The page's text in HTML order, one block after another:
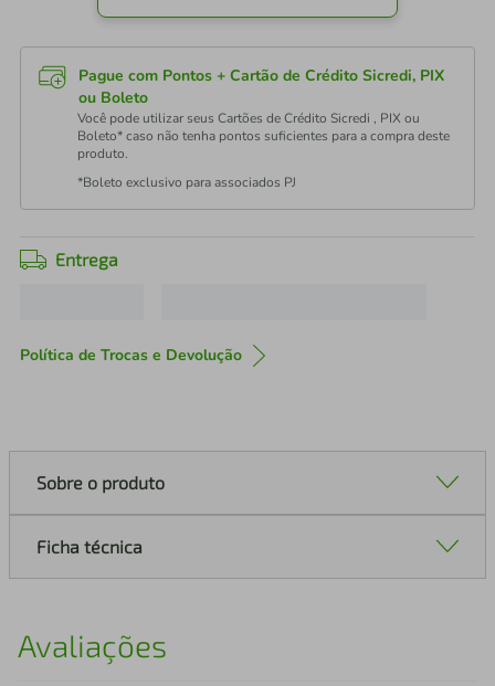
Pague com Pontos + Cartão de Crédito Sicredi, PIX
ou Boleto
Você pode utilizar seus Cartões de Crédito Sicredi , PIX ou
Boleto* caso não tenha pontos suficientes para a compra deste
produto.
*Boleto exclusivo para associados PJ
Entrega
Política de Trocas e Devolução
Sobre o produto
Ficha técnica
Avaliações